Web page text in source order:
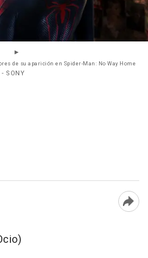
de su aparición en Spider-Man: No Way Home
- SONY